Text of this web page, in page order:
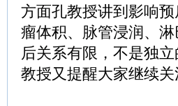
方面孔教授讲到影响
瘤体积、脉管浸润、
后关系有限，不是独
教授又提醒大家继续